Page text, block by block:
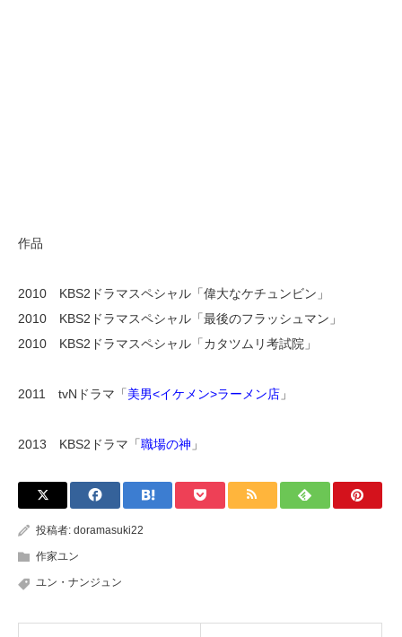
作品
2010 KBS2ドラマスペシャル「偉大なケチュンビン」
2010 KBS2ドラマスペシャル「最後のフラッシュマン」
2010 KBS2ドラマスペシャル「カタツムリ考試院」
2011 tvNドラマ「美男<イケメン>ラーメン店 」
2013 KBS2ドラマ「職場の神 」
投稿者: doramasuki22
作家ユン
ユン・ナンジュン